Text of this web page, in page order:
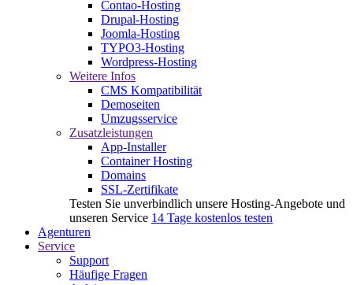
Contao-Hosting
Drupal-Hosting
Joomla-Hosting
TYPO3-Hosting
Wordpress-Hosting
Weitere Infos
CMS Kompatibilität
Demoseiten
Umzugsservice
Zusatzleistungen
App-Installer
Container Hosting
Domains
SSL-Zertifikate
Testen Sie unverbindlich unsere Hosting-Angebote und
unseren Service 14 Tage kostenlos testen
Agenturen
Service
Support
Häufige Fragen